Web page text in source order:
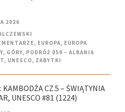
2026
, EUROPA, EUROPA
, GÓRY, PODRÓŻ 059 – ALBANIA
, UNESCO, ZABYTKI
KAMBODŻA CZ.5 – ŚWIĄTYNIA
UNESCO #81 (1224)